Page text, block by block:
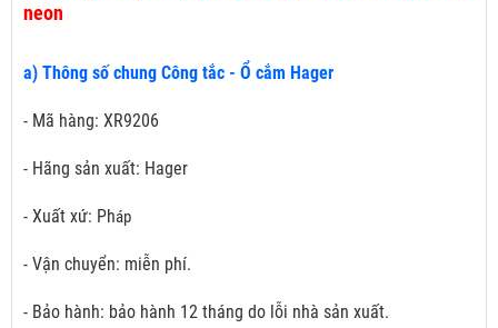
neon
a) Thông số chung Công tắc - Ổ cắm Hager
- Mã hàng: XR9206
- Hãng sản xuất: Hager
- Xuất xứ: Pháp
- Vận chuyển: miễn phí.
- Bảo hành: bảo hành 12 tháng do lỗi nhà sản xuất.